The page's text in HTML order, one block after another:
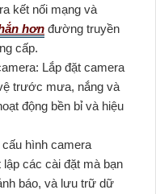
kết nối mạng và
hơn đường truyền
cấp.
Lắp đặt camera
trước mưa, nắng và
động bền bỉ và hiệu
hình camera
lập các cài đặt mà bạn
báo, và lưu trữ dữ